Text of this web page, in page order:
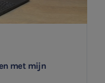
met mijn